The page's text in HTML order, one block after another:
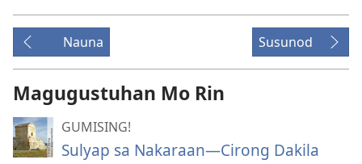
Nauna Susunod
Magugustuhan Mo Rin
GUMISING!
Sulyap sa Nakaraan—Cirong Dakila